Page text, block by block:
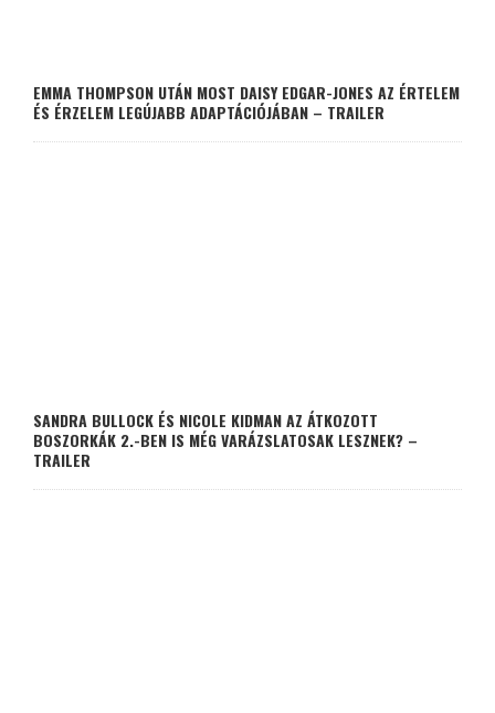
EMMA THOMPSON UTÁN MOST DAISY EDGAR-JONES AZ ÉRTELEM
ÉS ÉRZELEM LEGÚJABB ADAPTÁCIÓJÁBAN – TRAILER
SANDRA BULLOCK ÉS NICOLE KIDMAN AZ ÁTKOZOTT
BOSZORKÁK 2.-BEN IS MÉG VARÁZSLATOSAK LESZNEK? –
TRAILER